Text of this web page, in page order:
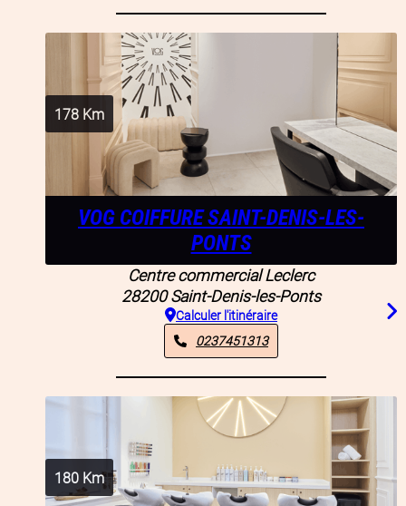
178 Km
VOG COIFFURE SAINT-DENIS-LES-
PONTS
Centre commercial Leclerc
28200 Saint-Denis-les-Ponts
Calculer l'itinéraire
0237451313
180 Km